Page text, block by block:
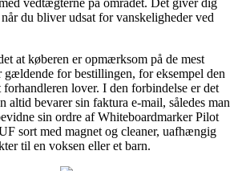
du bliver udsat for vanskeligheder ved
at køberen er opmærksom på de mest
gældende for bestillingen, for eksempel den
lover. I den forbindelse er det
altid bevarer sin faktura e-mail, således man
sin ordre af Whiteboardmarker Pilot
sort med magnet og cleaner, uafhængig
til en voksen eller et barn.